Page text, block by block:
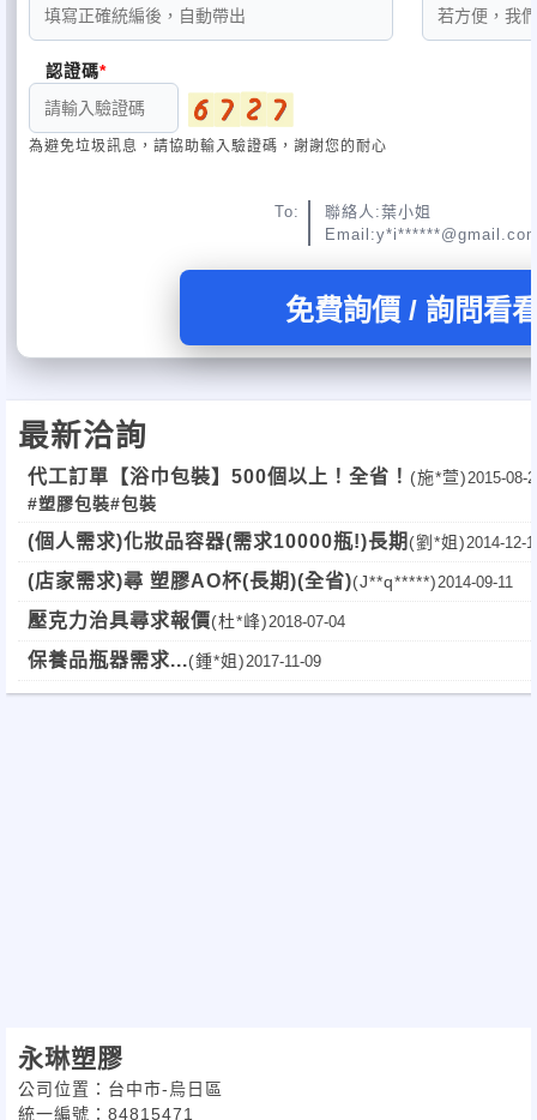
認證碼
為避免垃圾訊息，請協助輸入驗證碼，謝謝您的耐心
To:
聯絡人:葉小姐
免費詢價 / 詢問看
最新洽詢
代工訂單【浴巾包裝】500個以上！全省！ (施*萱) 2015-08-
#塑膠包裝#包裝
(個人需求)化妝品容器(需求10000瓶!)長期 (劉*姐) 2014-12-
(店家需求)尋 塑膠AO杯(長期)(全省)(J**q*****) 2014-09-11
壓克力治具尋求報價(杜*峰) 2018-07-04
保養品瓶器需求...(鍾*姐) 2017-11-09
永琳塑膠
公司位置：台中市-烏日區
統一編號：84815471